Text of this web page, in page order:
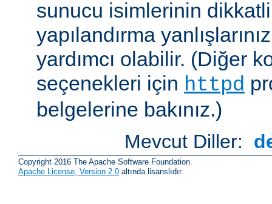
sunucu isimlerinin
yapılandırma
yardımcı olabilir. (Diğer
seçenekleri için httpd
belgelerine bakınız.)
Mevcut Diller:
Copyright 2016 The Apache Software Foundation.
Apache License, Version 2.0 altında lisanslıdır.